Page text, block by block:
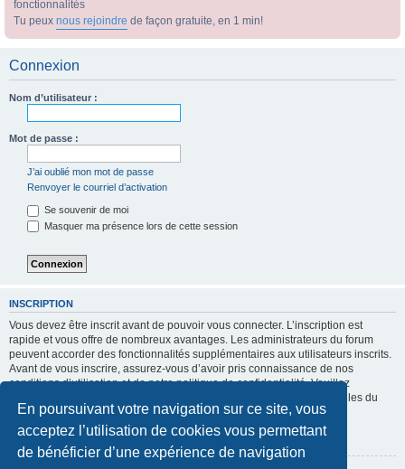
En poursuivant votre navigation sur ce site, vous
acceptez l’utilisation de cookies vous permettant
de bénéficier d’une expérience de navigation
fonctionnalités
Tu peux nous rejoindre de façon gratuite, en 1 min!
Connexion
Nom d’utilisateur :
Mot de passe :
J’ai oublié mon mot de passe
Renvoyer le courriel d’activation
Se souvenir de moi
Masquer ma présence lors de cette session
INSCRIPTION
Vous devez être inscrit avant de pouvoir vous connecter. L’inscription est
rapide et vous offre de nombreux avantages. Les administrateurs du forum
peuvent accorder des fonctionnalités supplémentaires aux utilisateurs inscrits.
Avant de vous inscrire, assurez-vous d’avoir pris connaissance de nos
conditions d’utilisation et de notre politique de confidentialité. Veuillez
également prendre le temps de consulter attentivement toutes les règles du
forum lors de votre navigation.
Conditions d’utilisation|Politique de confidentialité